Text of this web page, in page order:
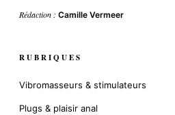
Rédaction : Camille Vermeer
RUBRIQUES
Vibromasseurs & stimulateurs
Plugs & plaisir anal